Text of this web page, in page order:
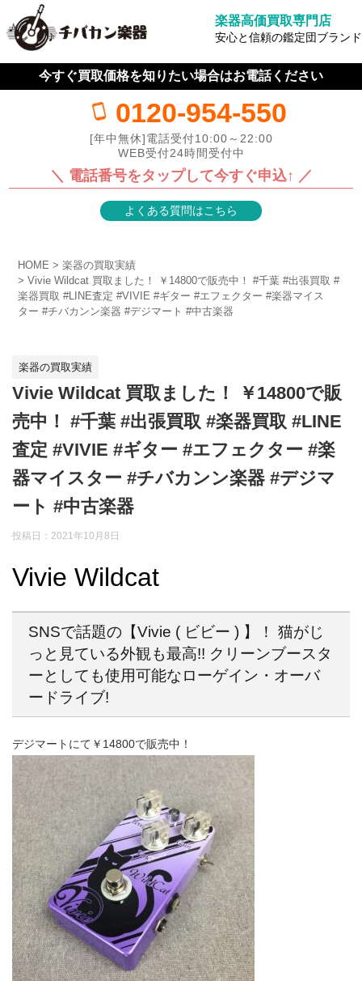
楽器高価買取専門店
安心と信頼の鑑定団ブランド
今すぐ買取価格を知りたい場合はお電話ください
0120-954-550
[年中無休]電話受付10:00～22:00
WEB受付24時間受付中
＼ 電話番号をタップして今すぐ申込↑ ／
よくある質問はこちら
HOME
楽器の買取実績
Vivie Wildcat 買取ました！ ￥14800で販売中！ #千葉 #出張買取 #
楽器買取 #LINE査定 #VIVIE #ギター #エフェクター #楽器マイス
ター #チバカンン楽器 #デジマート #中古楽器
楽器の買取実績
Vivie Wildcat 買取ました！ ￥14800で販
売中！ #千葉 #出張買取 #楽器買取 #LINE
査定 #VIVIE #ギター #エフェクター #楽
器マイスター #チバカンン楽器 #デジマ
ート #中古楽器
投稿日： 2021年10月8日
Vivie Wildcat
SNSで話題の【Vivie ( ビビー ) 】！ 猫がじ
っと見ている外観も最高!! クリーンブースタ
ーとしても使用可能なローゲイン・オーバ
ードライブ!
デジマートにて￥14800で販売中！